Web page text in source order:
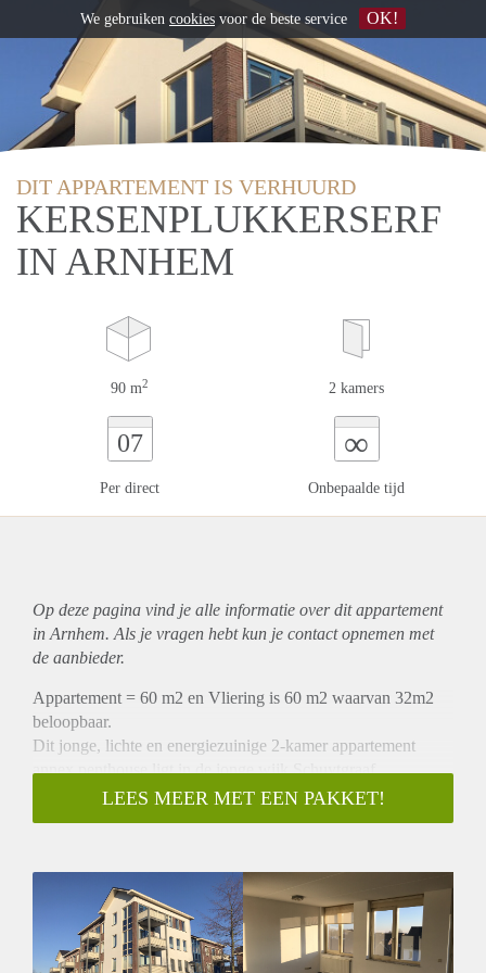
DIT APPARTEMENT IS VERHUURD
KERSENPLUKKERSERF
IN ARNHEM
90 m2 2 kamers
07
Per direct
∞
Onbepaalde tijd
Op deze pagina vind je alle informatie over ditappartement
in Arnhem. Als je vragen hebt kun je contact opnemen met
de aanbieder.
Appartement = 60 m2 en Vliering is 60 m2 waarvan 32m2
beloopbaar.
Dit jonge, lichte en energiezuinige 2-kamer appartement
annex penthouse ligt in de jonge wijk Schuytgraaf.
Het appartement, het bovenste in een klein complex, is
uitstekend en modern afgewerkt en daarom direct te
bij de entree van de woning.
Indeling appartementencomplex:
Gezamenlijke entree, bellenbord en brievenbussen, eigen
parkeerplaatsen, toegang tot de bergingen, trapopgang en lift.
LEES MEER MET EEN PAKKET!
We gebruiken cookies voor de beste service OK!